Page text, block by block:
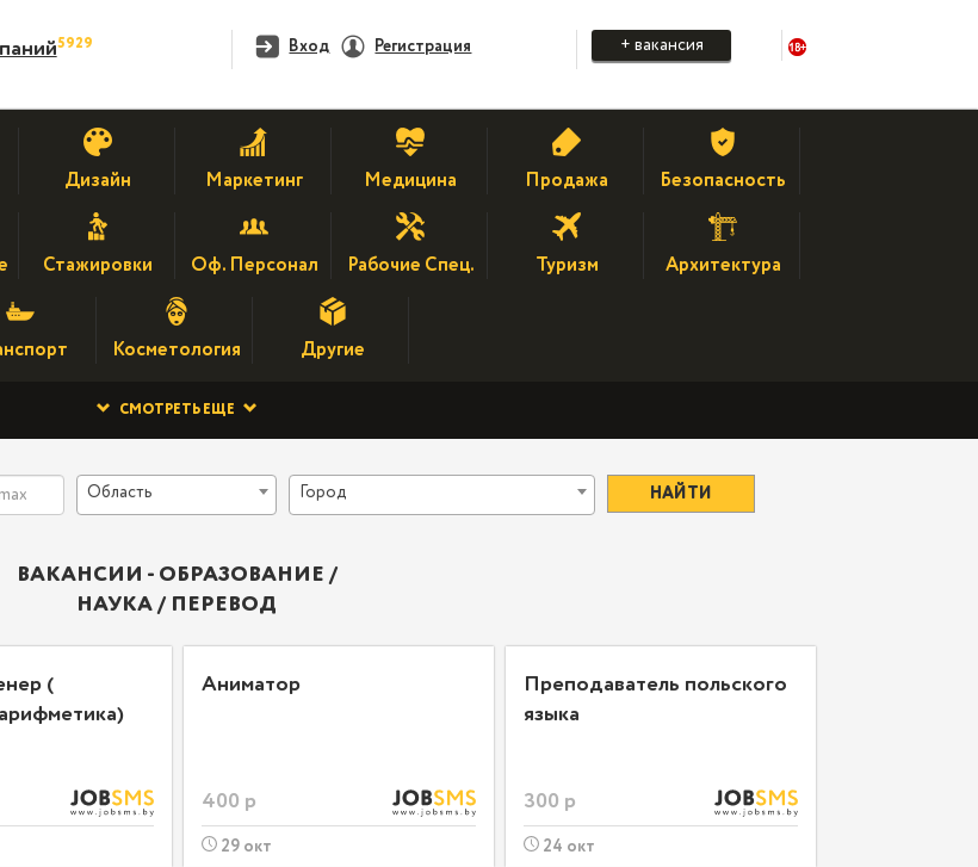
5929 Вход Регистрация + вакансия
Дизайн Маркетинг Медицина Продажа Безопасность
Стажировки Оф. Персонал Рабочие Спец. Туризм Архитектура
Косметология Другие
СМОТРЕТЬ ЕЩЕ
Область Город
ВАКАНСИИ - ОБРАЗОВАНИЕ /
НАУКА / ПЕРЕВОД
(
Аниматор
400 р
29 окт
Преподаватель польского
языка
300 р
24 окт